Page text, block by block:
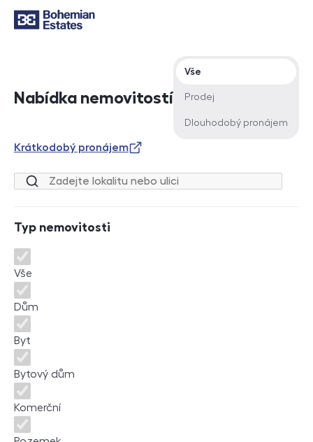
Nabídka nemovitostí
Typ nabídky
Vše
Prodej
Dlouhodobý pronájem
Krátkodobý pronájem
Lokalita nebo ulice
Typ nemovitosti
Typ nemovitosti
Vše
Dům
Byt
Bytový dům
Komerční